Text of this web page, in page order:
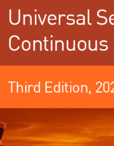
Universal
Third Edition,